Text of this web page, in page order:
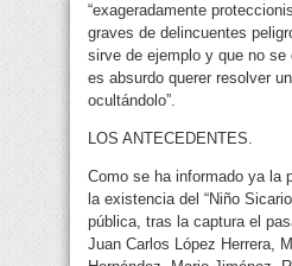
“exageradamente
graves de delincuentes
sirve de ejemplo y que no se
es absurdo querer resolver
ocultándolo”.
LOS ANTECEDENTES.
Como se ha informado ya la
la existencia del “Niño
pública, tras la captura el
Juan Carlos López Herrera,